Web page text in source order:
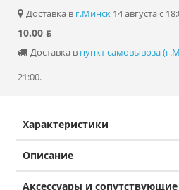
Доставка в г.Минск 14 августа с
10.00 ƃ
Доставка в пункт самовывоза
21:00.
Характеристики
Описание
Аксессуары и сопутствующие